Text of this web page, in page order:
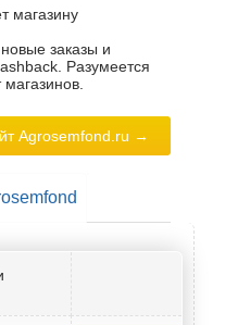
магазину
заказы и
Разумеется
Agrosemfond.ru →